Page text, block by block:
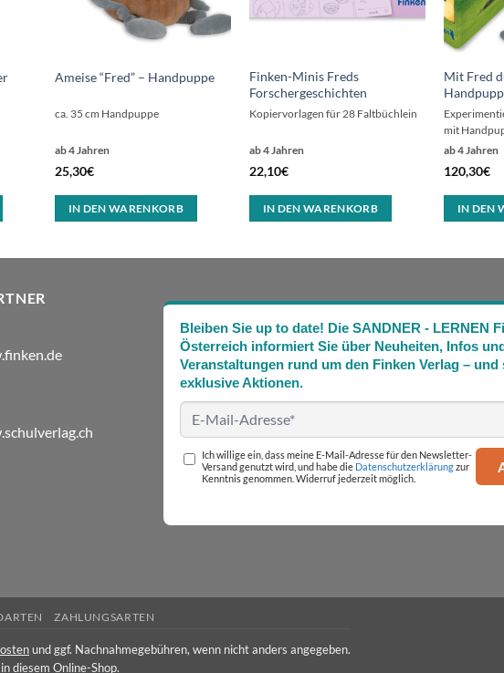
Ameise “Fred” – Handpuppe
ab 4 Jahren
25,30€
ca. 35 cm Handpuppe
IN DEN WARENKORB
Finken-Minis Freds
Forschergeschichten
ab 4 Jahren
22,10€
Kopiervorlagen für 28 Faltbüchlein
IN DEN WARENKORB
Mit Fred
ab 4 Jahren
120,30€
mit
IN DEN
Bleiben Sie up to date! Die SANDNER - LERNEN
Österreich informiert Sie über Neuheiten, Infos
Veranstaltungen rund um den Finken Verlag – und
exklusive Aktionen.
Ich willige ein, dass meine E-Mail-Adresse für den Newsletter-
Versand genutzt wird, und habe die Datenschutzerklärungzur
Kenntnis genommen. Widerruf jederzeit möglich.
ZAHLUNGSARTEN
und ggf. Nachnahmegebühren, wenn nicht anders angegeben.
diesem Online-Shop.